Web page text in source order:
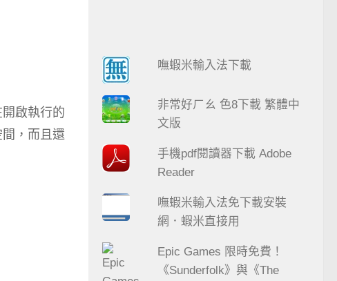
啟執行的
，而且還
嘸蝦米輸入法下載
非常好ㄏㄠ 色8下載 繁體中
文版
手機pdf閱讀器下載 Adobe
Reader
嘸蝦米輸入法免下載安裝
網．蝦米直接用
Epic Games 限時免費！
《Sunderfolk》與《The